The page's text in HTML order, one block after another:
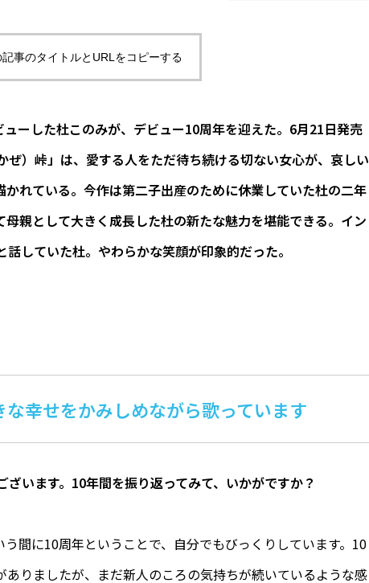
記事のタイトルとURLをコピーする
ーした杜このみが、デビュー10周年を迎えた。6月21日発売
ぜ）峠」は、愛する人をただ待ち続ける切ない女心が、哀しい
れている。今作は第二子出産のために休業していた杜の二年
親として大きく成長した杜の新たな魅力を堪能できる。イン
していた杜。やわらかな笑顔が印象的だった。
幸せをかみしめながら歌っています
います。10年間を振り返ってみて、いかがですか？
間に10周年ということで、自分でもびっくりしています。10
りましたが、まだ新人のころの気持ちが続いているような感